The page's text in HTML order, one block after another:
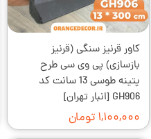
کاور قرنیز سنگی (قرنیز
بازسازی) پی وی سی طرح
پتینه طوسی 13 سانت کد
GH906 [انبار تهران]
۱,۱۰۰,۰۰۰ تومان